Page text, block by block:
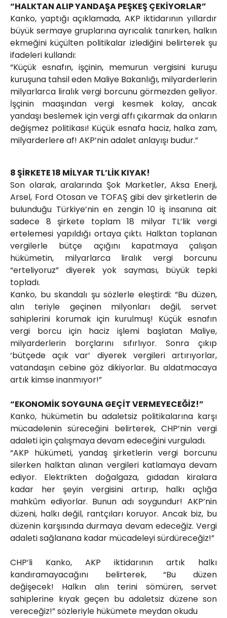
“HALKTAN ALIP YANDAŞA PEŞKEŞ ÇEKİYORLAR”
Kanko, yaptığı açıklamada, AKP iktidarının yıllardır
büyük sermaye gruplarına ayrıcalık tanırken, halkın
ekmeğini küçülten politikalar izlediğini belirterek şu
ifadeleri kullandı:
“Küçük esnafın, işçinin, memurun vergisini kuruşu
kuruşuna tahsil eden Maliye Bakanlığı, milyarderlerin
milyarlarca liralık vergi borcunu görmezden geliyor.
İşçinin maaşından vergi kesmek kolay, ancak
yandaşı beslemek için vergi affı çıkarmak da onların
değişmez politikası! Küçük esnafa haciz, halka zam,
milyarderlere af! AKP’nin adalet anlayışı budur.”
8 ŞİRKETE 18 MİLYAR TL’LİK KIYAK!
Son olarak, aralarında Şok Marketler, Aksa Enerji,
Arsel, Ford Otosan ve TOFAŞ gibi dev şirketlerin de
bulunduğu Türkiye’nin en zengin 10 iş insanına ait
sadece 8 şirkete toplam 18 milyar TL’lik vergi
ertelemesi yapıldığı ortaya çıktı. Halktan toplanan
vergilerle bütçe açığını kapatmaya çalışan
hükümetin, milyarlarca liralık vergi borcunu
“erteliyoruz” diyerek yok sayması, büyük tepki
topladı.
Kanko, bu skandalı şu sözlerle eleştirdi: “Bu düzen,
alın teriyle geçinen milyonları değil, servet
sahiplerini korumak için kurulmuş! Küçük esnafın
vergi borcu için haciz işlemi başlatan Maliye,
milyarderlerin borçlarını sıfırlıyor. Sonra çıkıp
‘bütçede açık var’ diyerek vergileri artırıyorlar,
vatandaşın cebine göz dikiyorlar. Bu aldatmacaya
artık kimse inanmıyor!”
“EKONOMİK SOYGUNA GEÇİT VERMEYECEĞİZ!”
Kanko, hükümetin bu adaletsiz politikalarına karşı
mücadelenin süreceğini belirterek, CHP’nin vergi
adaleti için çalışmaya devam edeceğini vurguladı.
“AKP hükümeti, yandaş şirketlerin vergi borcunu
silerken halktan alınan vergileri katlamaya devam
ediyor. Elektrikten doğalgaza, gıdadan kiralara
kadar her şeyin vergisini artırıp, halkı açlığa
mahkûm ediyorlar. Bunun adı soygundur! AKP’nin
düzeni, halkı değil, rantçıları koruyor. Ancak biz, bu
düzenin karşısında durmaya devam edeceğiz. Vergi
adaleti sağlanana kadar mücadeleyi sürdüreceğiz!”
CHP’li Kanko, AKP iktidarının artık halkı
kandıramayacağını belirterek, “Bu düzen
değişecek! Halkın alın terini sömüren, servet
sahiplerine kıyak geçen bu adaletsiz düzene son
vereceğiz!” sözleriyle hükümete meydan okudu